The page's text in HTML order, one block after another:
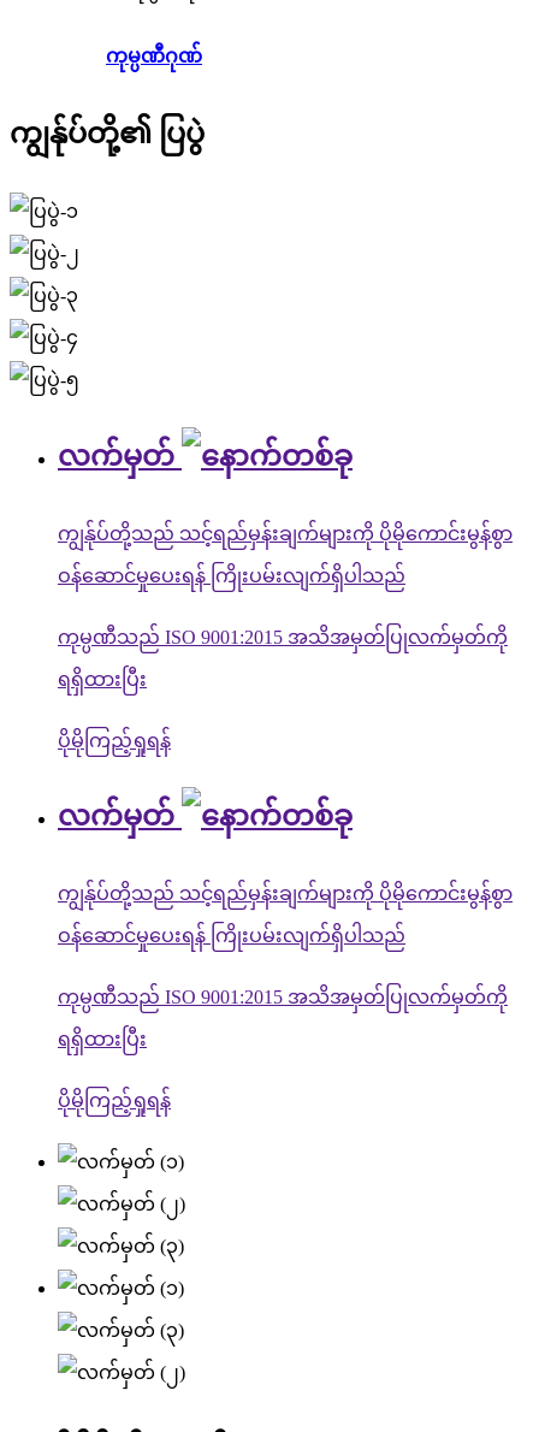
ကုမ္ပဏီဂုဏ်
ကျွန်ုပ်တို့၏ ပြပွဲ
လက်မှတ်
ကျွန်ုပ်တို့သည် သင့်ရည်မှန်းချက်များကို ပိုမိုကောင်းမွန်စွာ
ဝန်ဆောင်မှုပေးရန် ကြိုးပမ်းလျက်ရှိပါသည်
ကုမ္ပဏီသည် ISO 9001:2015 အသိအမှတ်ပြုလက်မှတ်ကို
ရရှိထားပြီး
ပိုမိုကြည့်ရှုရန်
လက်မှတ်
ကျွန်ုပ်တို့သည် သင့်ရည်မှန်းချက်များကို ပိုမိုကောင်းမွန်စွာ
ဝန်ဆောင်မှုပေးရန် ကြိုးပမ်းလျက်ရှိပါသည်
ကုမ္ပဏီသည် ISO 9001:2015 အသိအမှတ်ပြုလက်မှတ်ကို
ရရှိထားပြီး
ပိုမိုကြည့်ရှုရန်